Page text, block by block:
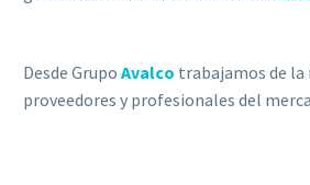
Desde Grupo Avalco trabajamos de la
proveedores y profesionales del